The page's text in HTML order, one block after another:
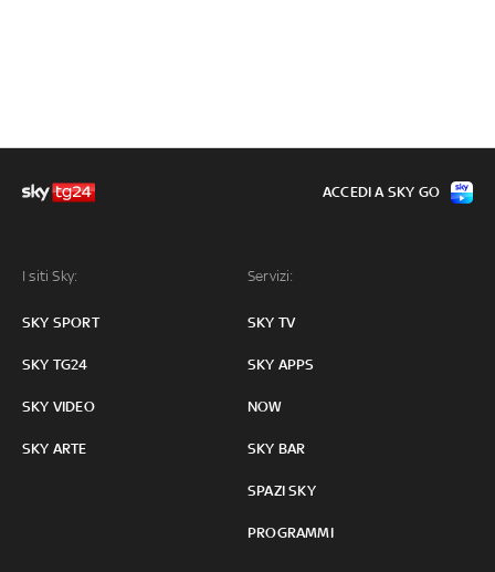
I siti Sky:
SKY SPORT
SKY TG24
SKY VIDEO
SKY ARTE
Servizi:
SKY TV
SKY APPS
NOW
SKY BAR
SPAZI SKY
PROGRAMMI
ACCEDI A SKY GO